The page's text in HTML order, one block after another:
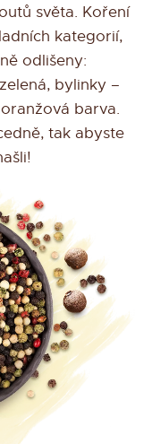
světa. Koření
kategorií,
odlišeny:
bylinky –
barva.
tak abyste